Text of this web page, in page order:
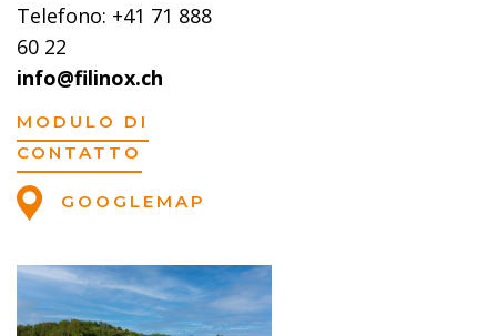
Telefono: +41 71 888
60 22
info@filinox.ch
MODULO DI
CONTATTO
GOOGLEMAP